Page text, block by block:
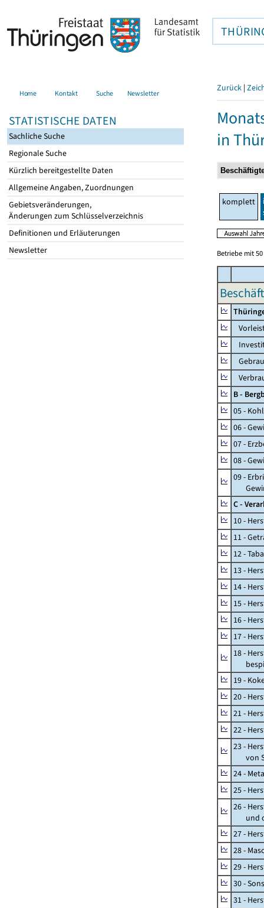
Home Kontakt Suche Newsletter
STATISTISCHE DATEN
Sachliche Suche
Regionale Suche
Kürzlich bereitgestellte Daten
Allgemeine Angaben, Zuordnungen
Gebietsveränderungen,
Änderungen zum Schlüsselverzeichnis
Definitionen und Erläuterungen
Newsletter
Zurück |
in
komplett
Betriebe mit
B -
05 -
06 -
07 -
08 -
09 -
C -
10 -
11 -
12 -
13 -
14 -
15 -
16 -
17 -
18 -
19 -
20 -
21 -
22 -
23 -
von
24 -
25 -
26 -
und
27 -
28 -
29 -
30 -
31 -